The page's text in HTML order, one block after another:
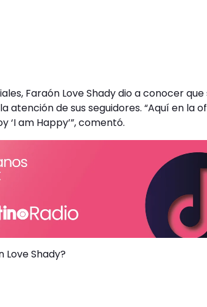
Faraón Love Shady dio a conocer
atención de sus seguidores. “Aquí en la
‘I am Happy’”, comentó.
Love Shady?